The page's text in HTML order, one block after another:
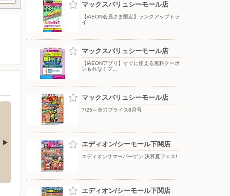
フジッぴ
【iAEONアプリ】すぐに使える無
料クーポンもれなくプレゼント
8/6〜おうちで味わう夏の贅沢
マックスバリュシーモール店
【iAEON会員さま限定】ランクアップトラ
イ
マックスバリュシーモール店
【iAEONアプリ】すぐに使える無料クーポ
ンもれなくプ…
マックスバリュシーモール店
7/25～全力プライス8月号
エディオン/シーモール下関店
エディオンサマーバーゲン 決算夏フェス!
エディオン/シーモール下関店